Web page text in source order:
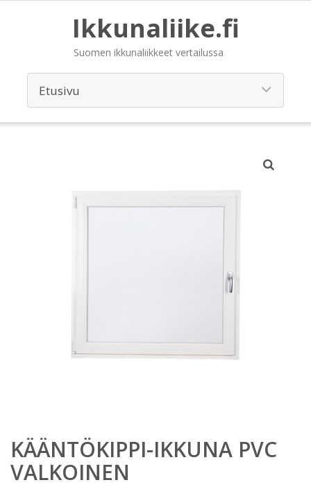
Ikkunaliike.fi
Suomen ikkunaliikkeet vertailussa
KÄÄNTÖKIPPI-IKKUNA PVC
VALKOINEN